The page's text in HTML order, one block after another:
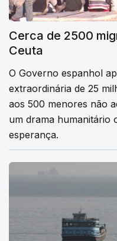
Cerca de 2500
Ceuta
O Governo espanhol
extraordinária de 25
aos 500 menores não
um drama humanitário
esperança.